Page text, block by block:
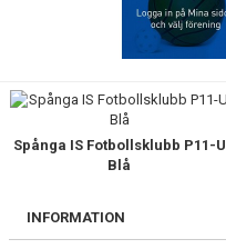
Spånga IS Fotbollsklubb P11-U
Blå
INFORMATION